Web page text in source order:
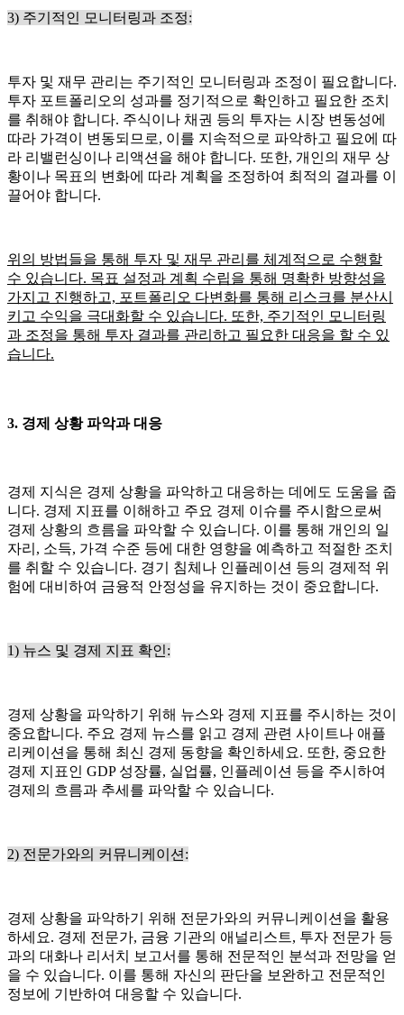
3) 주기적인 모니터링과 조정:
투자 및 재무 관리는 주기적인 모니터링과 조정이 필요합니다.
투자 포트폴리오의 성과를 정기적으로 확인하고 필요한 조치
를 취해야 합니다. 주식이나 채권 등의 투자는 시장 변동성에
따라 가격이 변동되므로, 이를 지속적으로 파악하고 필요에 따
라 리밸런싱이나 리액션을 해야 합니다. 또한, 개인의 재무 상
황이나 목표의 변화에 따라 계획을 조정하여 최적의 결과를 이
끌어야 합니다.
위의 방법들을 통해 투자 및 재무 관리를 체계적으로 수행할
수 있습니다. 목표 설정과 계획 수립을 통해 명확한 방향성을
가지고 진행하고, 포트폴리오 다변화를 통해 리스크를 분산시
키고 수익을 극대화할 수 있습니다. 또한, 주기적인 모니터링
과 조정을 통해 투자 결과를 관리하고 필요한 대응을 할 수 있
습니다.
3. 경제 상황 파악과 대응
경제 지식은 경제 상황을 파악하고 대응하는 데에도 도움을 줍
니다. 경제 지표를 이해하고 주요 경제 이슈를 주시함으로써
경제 상황의 흐름을 파악할 수 있습니다. 이를 통해 개인의 일
자리, 소득, 가격 수준 등에 대한 영향을 예측하고 적절한 조치
를 취할 수 있습니다. 경기 침체나 인플레이션 등의 경제적 위
험에 대비하여 금융적 안정성을 유지하는 것이 중요합니다.
1) 뉴스 및 경제 지표 확인:
경제 상황을 파악하기 위해 뉴스와 경제 지표를 주시하는 것이
중요합니다. 주요 경제 뉴스를 읽고 경제 관련 사이트나 애플
리케이션을 통해 최신 경제 동향을 확인하세요. 또한, 중요한
경제 지표인 GDP 성장률, 실업률, 인플레이션 등을 주시하여
경제의 흐름과 추세를 파악할 수 있습니다.
2) 전문가와의 커뮤니케이션:
경제 상황을 파악하기 위해 전문가와의 커뮤니케이션을 활용
하세요. 경제 전문가, 금융 기관의 애널리스트, 투자 전문가 등
과의 대화나 리서치 보고서를 통해 전문적인 분석과 전망을 얻
을 수 있습니다. 이를 통해 자신의 판단을 보완하고 전문적인
정보에 기반하여 대응할 수 있습니다.